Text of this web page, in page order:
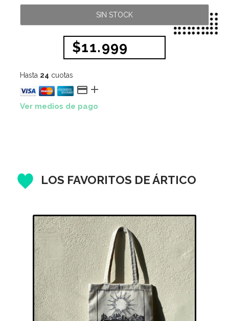
SIN STOCK
$11.999
Hasta 24 cuotas
 
Ver medios de pago
LOS FAVORITOS DE ÁRTICO